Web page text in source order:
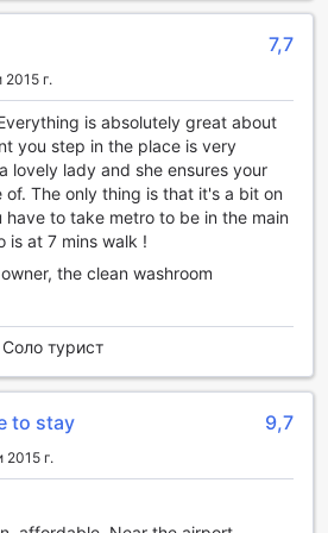
тренировка. Независимо дали
физическата си форма или просто
начин на живот, спортните
Accommodation ще задоволят
Accommodation
удобствата са проектирани
и безпроблемно
за пране и химическо чистене,
дрехите си свежи и
Без значение дали се
преди важна среща или
си тоалети, нашият екип
включват сейфове за
да съхранявате важни
в безопасност. Безплатният Wi-
да останете свързани с
С услугата за експресно
7,7
г.
is absolutely great about
you step in the place is very
lovely lady and she ensures your
of. The only thing is that it's a bit on
to take metro to be in the main
is at 7 mins walk !
the clean washroom
турист
to stay 9,7
г.